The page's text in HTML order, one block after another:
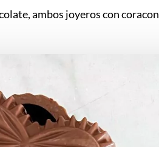
ambos joyeros con